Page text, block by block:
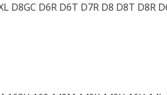
D8GC D6R D6T D7R D8 D8T D8R